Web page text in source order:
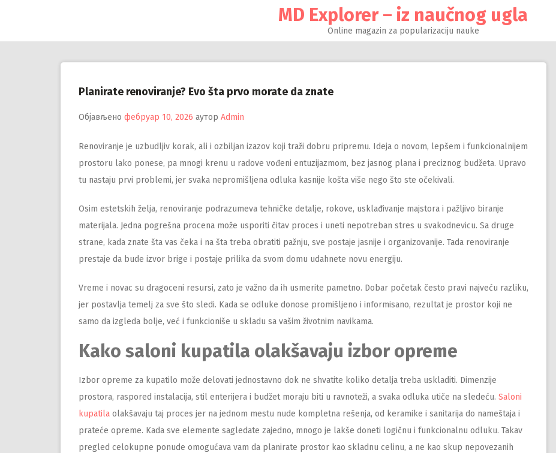
MD Explorer – iz naučnog ugla
Online magazin za popularizaciju nauke
Planirate renoviranje? Evo šta prvo morate da znate
Објављено фебруар 10, 2026 аутор Admin
Renoviranje je uzbudljiv korak, ali i ozbiljan izazov koji traži dobru pripremu. Ideja o novom, lepšem i funkcionalnijem
prostoru lako ponese, pa mnogi krenu u radove vođeni entuzijazmom, bez jasnog plana i preciznog budžeta. Upravo
tu nastaju prvi problemi, jer svaka nepromišljena odluka kasnije košta više nego što ste očekivali.
Osim estetskih želja, renoviranje podrazumeva tehničke detalje, rokove, usklađivanje majstora i pažljivo biranje
materijala. Jedna pogrešna procena može usporiti čitav proces i uneti nepotreban stres u svakodnevicu. Sa druge
strane, kada znate šta vas čeka i na šta treba obratiti pažnju, sve postaje jasnije i organizovanije. Tada renoviranje
prestaje da bude izvor brige i postaje prilika da svom domu udahnete novu energiju.
Vreme i novac su dragoceni resursi, zato je važno da ih usmerite pametno. Dobar početak često pravi najveću razliku,
jer postavlja temelj za sve što sledi. Kada se odluke donose promišljeno i informisano, rezultat je prostor koji ne
samo da izgleda bolje, već i funkcioniše u skladu sa vašim životnim navikama.
Kako saloni kupatila olakšavaju izbor opreme
Izbor opreme za kupatilo može delovati jednostavno dok ne shvatite koliko detalja treba uskladiti. Dimenzije
prostora, raspored instalacija, stil enterijera i budžet moraju biti u ravnoteži, a svaka odluka utiče na sledeću. Saloni
kupatila olakšavaju taj proces jer na jednom mestu nude kompletna rešenja, od keramike i sanitarija do nameštaja i
prateće opreme. Kada sve elemente sagledate zajedno, mnogo je lakše doneti logičnu i funkcionalnu odluku. Takav
pregled celokupne ponude omogućava vam da planirate prostor kao skladnu celinu, a ne kao skup nepovezanih